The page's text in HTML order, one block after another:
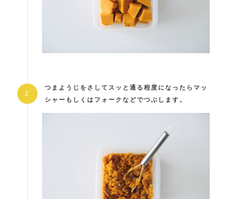
つまようじをさしてスッと通る程度になったらマッ
シャーもしくはフォークなどでつぶします。